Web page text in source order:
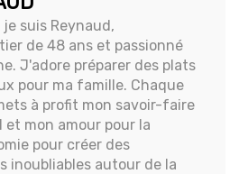
suis Reynaud,
de 48 ans et passionné
J'adore préparer des plats
pour ma famille. Chaque
à profit mon savoir-faire
et mon amour pour la
pour créer des
inoubliables autour de la